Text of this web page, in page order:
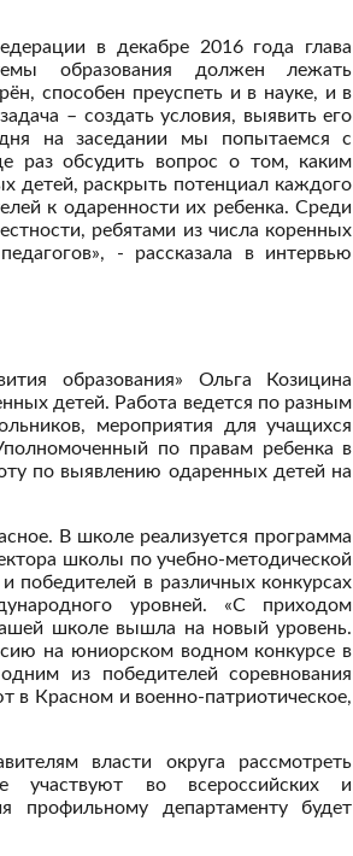
в декабре 2016 года глава
образования должен лежать
способен преуспеть и в науке, и в
– создать условия, выявить его
на заседании мы попытаемся с
раз обсудить вопрос о том, каким
детей, раскрыть потенциал каждого
к одаренности их ребенка. Среди
ребятами из числа коренных
- рассказала в интервью
образования» Ольга Козицина
детей. Работа ведется по разным
мероприятия для учащихся
по правам ребенка в
по выявлению одаренных детей на
В школе реализуется программа
школы по учебно-методической
победителей в различных конкурсах
уровней. «С приходом
школе вышла на новый уровень.
на юниорском водном конкурсе в
из победителей соревнования
в Красном и военно-патриотическое,
власти округа рассмотреть
участвуют во всероссийских и
профильному департаменту будет